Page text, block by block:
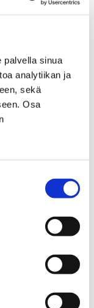
palvella sinua
analytiikan ja
sekä
Osa
Lukio
on